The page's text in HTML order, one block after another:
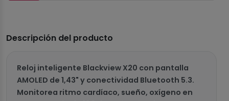
Descripción del producto
Reloj inteligente Blackview X20 con pantalla
AMOLED de 1,43" y conectividad Bluetooth 5.3.
Monitorea ritmo cardíaco, sueño, oxígeno en